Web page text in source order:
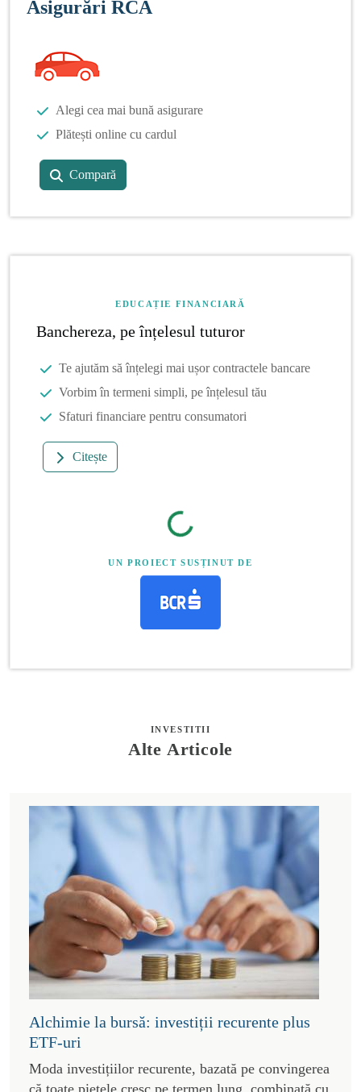
Asigurări RCA
Alegi cea mai bună asigurare
Plătești online cu cardul
Compară
EDUCAȚIE FINANCIARĂ
Banchereza, pe înțelesul tuturor
Te ajutăm să înțelegi mai ușor contractele bancare
Vorbim în termeni simpli, pe înțelesul tău
Sfaturi financiare pentru consumatori
Citește
UN PROIECT SUSȚINUT DE
INVESTITII
Alte Articole
Alchimie la bursă: investiții recurente plus
ETF-uri
Moda investițiilor recurente, bazată pe convingerea
că toate piețele cresc pe termen lung, combinată cu